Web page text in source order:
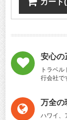
カート
安心の
トラベ
行会社で
万全の
ハワイ、